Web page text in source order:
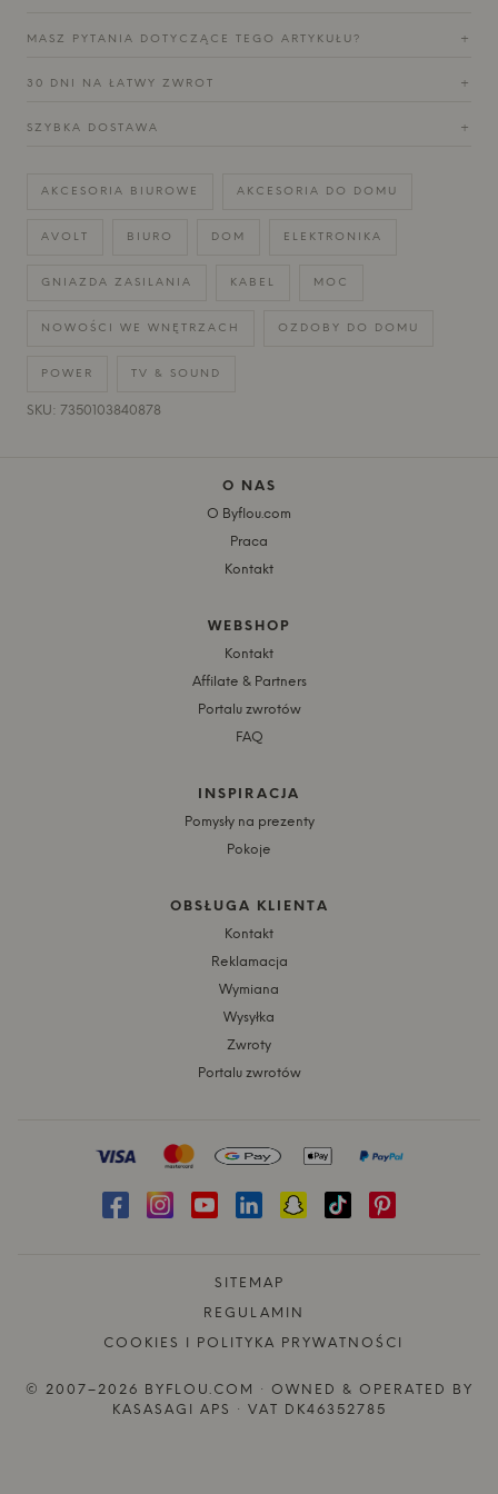
MASZ PYTANIA DOTYCZĄCE TEGO ARTYKUŁU? +
30 DNI NA ŁATWY ZWROT +
SZYBKA DOSTAWA +
AKCESORIA BIUROWE AKCESORIA DO DOMU
AVOLT BIURO DOM ELEKTRONIKA
GNIAZDA ZASILANIA KABEL MOC
NOWOŚCI WE WNĘTRZACH OZDOBY DO DOMU
POWER TV & SOUND
SKU: 7350103840878
O NAS
O Byflou.com
Praca
Kontakt
WEBSHOP
Kontakt
Affilate & Partners
Portalu zwrotów
FAQ
INSPIRACJA
Pomysły na prezenty
Pokoje
OBSŁUGA KLIENTA
Kontakt
Reklamacja
Wymiana
Wysyłka
Zwroty
Portalu zwrotów
SITEMAP
REGULAMIN
COOKIES I POLITYKA PRYWATNOŚCI
© 2007–2026 BYFLOU.COM · OWNED & OPERATED BY
KASASAGI APS · VAT DK46352785